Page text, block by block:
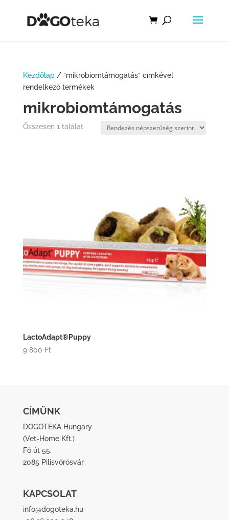
Kezdőlap/ “mikrobiomtámogatás” címkével
rendelkező termékek
mikrobiomtámogatás
Összesen 1 találat
LactoAdapt®Puppy
9 800 Ft
CÍMÜNK
DOGOTEKA Hungary
(Vet-Home Kft.)
Fő út 55.
2085 Pilisvörösvár
KAPCSOLAT
info@dogoteka.hu